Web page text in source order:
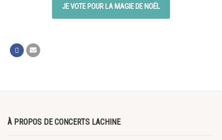
JE VOTE POUR LA MAGIE DE NOËL
À PROPOS DE CONCERTS LACHINE